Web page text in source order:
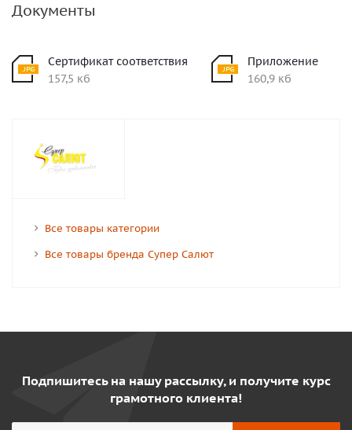
Документы
Сертификат соответствия
157,5 кб
Приложение
160,9 кб
Все товары категории
Все товары бренда Супер Салют
Подпишитесь на нашу рассылку, и получите курс
грамотного клиента!